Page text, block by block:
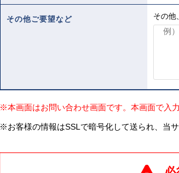
その他ご要望など その他
※本画面はお問い合わせ画面です。本画面で入
※お客様の情報はSSLで暗号化して送られ、当